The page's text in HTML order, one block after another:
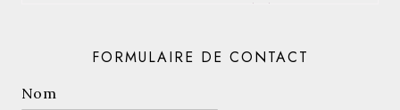
AVIGNON 2022
25
FORMULAIRE DE CONTACT
Nom